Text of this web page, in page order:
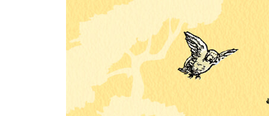
3 피글렛이 다시 헤팔럼을 만날 뻔한 날
4 티거는 나무를 타지 않는다는 사실
5 크리스토퍼 로빈이 아침마다 하는 일
6 푸, 새로운 놀이를 만들다
7 통통 튀지 않는 티거 만들기 대작전
8 용맹한 피글렛, 아주 멋진 일을 해내다
9 이요르가 찾아준 아울의 새집